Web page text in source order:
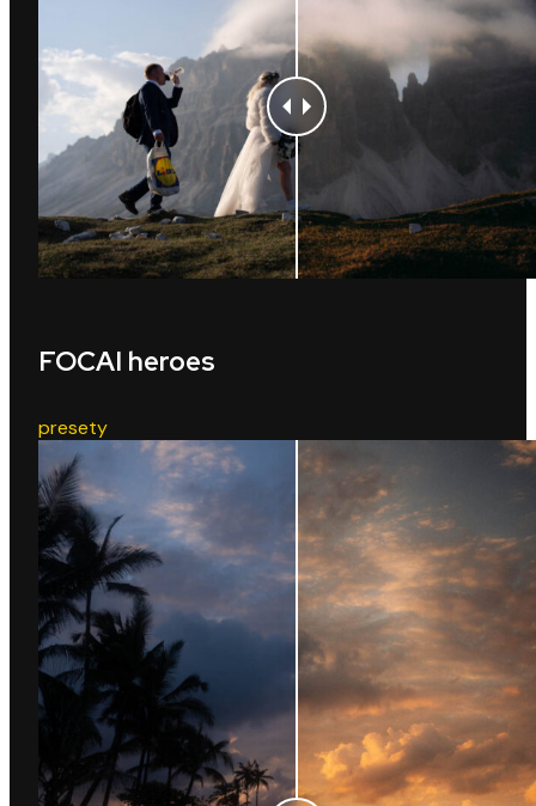
FOCAI heroes
presety